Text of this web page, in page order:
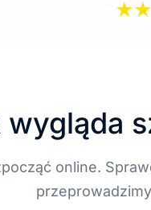
wygląda
online.